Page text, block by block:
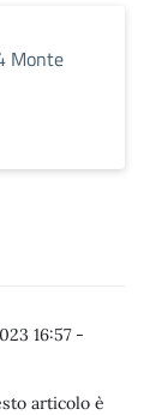
Monte
16:57 -
articolo è